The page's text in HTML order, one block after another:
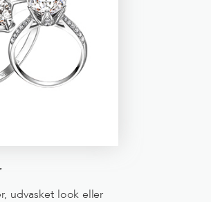
udvasket look eller